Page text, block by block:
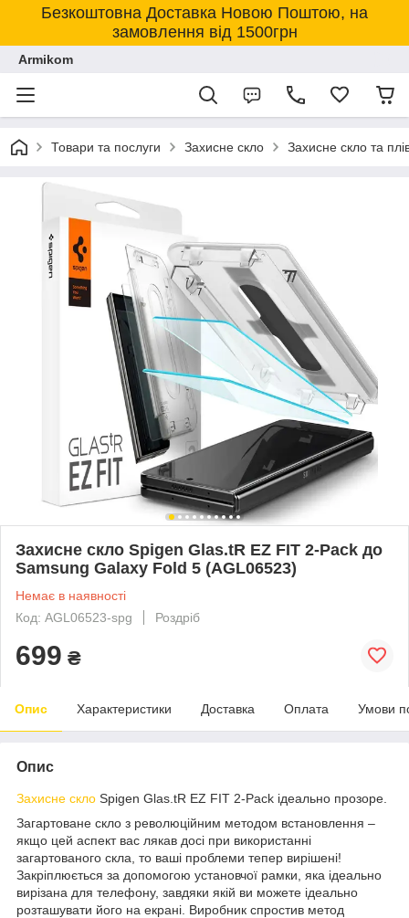
Безкоштовна Доставка Новою Поштою, на
замовлення від 1500грн
Armikom
Товари та послуги Захисне скло Захисне скло та
Захисне скло Spigen Glas.tR EZ FIT 2-Pack до
Samsung Galaxy Fold 5 (AGL06523)
Немає в наявності
Код: AGL06523-spg
Роздріб
699 ₴
Опис Характеристики Доставка Оплата Умови
Опис
Захисне скло Spigen Glas.tR EZ FIT 2-Pack ідеально прозоре.
Загартоване скло з революційним методом встановлення –
якщо цей аспект вас лякав досі при використанні
загартованого скла, то ваші проблеми тепер вирішені!
Закріплюється за допомогою установчої рамки, яка ідеально
вирізана для телефону, завдяки якій ви можете ідеально
розташувати його на екрані. Виробник спростив метод